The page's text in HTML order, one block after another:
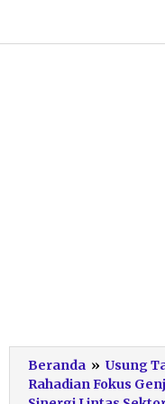
konten
Beranda » Usung
Rahadian Fokus